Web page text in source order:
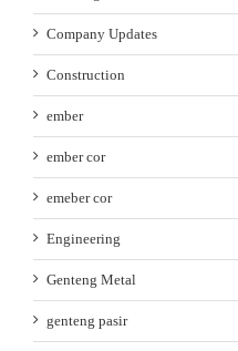
Company Updates
Construction
ember
ember cor
emeber cor
Engineering
Genteng Metal
genteng pasir